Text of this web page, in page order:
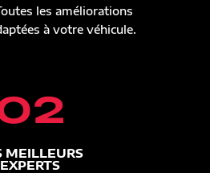
les améliorations
à votre véhicule.
MEILLEURS
EXPERTS